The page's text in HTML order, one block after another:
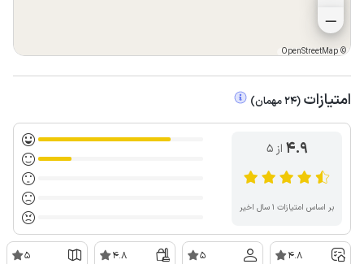
©
OpenStreetMap
امتیازات (
24مهمان)
4.9 از ۵
بر اساس امتیازات ۱ سال اخیر
4.8
5
4.8
5